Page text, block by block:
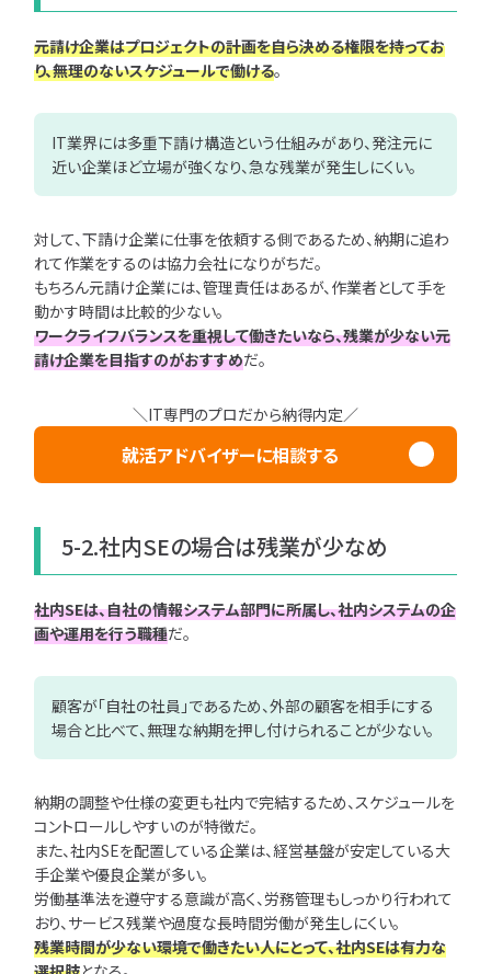
元請け企業はプロジェクトの計画を自ら決める権限を持ってお
り、無理のないスケジュールで働ける。
IT業界には多重下請け構造という仕組みがあり、発注元に
近い企業ほど立場が強くなり、急な残業が発生しにくい。
対して、下請け企業に仕事を依頼する側であるため、納期に追わ
れて作業をするのは協力会社になりがちだ。
もちろん元請け企業には、管理責任はあるが、作業者として手を
動かす時間は比較的少ない。
ワークライフバランスを重視して働きたいなら、残業が少ない元
請け企業を目指すのがおすすめだ。
＼IT専門のプロだから納得内定／
就活アドバイザーに相談する
5-2.社内SEの場合は残業が少なめ
社内SEは、自社の情報システム部門に所属し、社内システムの企
画や運用を行う職種だ。
顧客が「自社の社員」であるため、外部の顧客を相手にする
場合と比べて、無理な納期を押し付けられることが少ない。
納期の調整や仕様の変更も社内で完結するため、スケジュールを
コントロールしやすいのが特徴だ。
また、社内SEを配置している企業は、経営基盤が安定している大
手企業や優良企業が多い。
労働基準法を遵守する意識が高く、労務管理もしっかり行われて
おり、サービス残業や過度な長時間労働が発生しにくい。
残業時間が少ない環境で働きたい人にとって、社内SEは有力な